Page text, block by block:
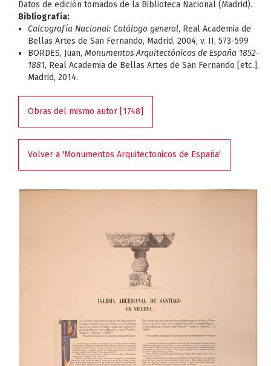
Datos de edición tomados de la Biblioteca Nacional (Madrid).
Bibliografía:
Calcografía Nacional: Catálogo general, Real Academia de
Bellas Artes de San Fernando, Madrid, 2004, v. II, 573-599
BORDES, Juan, Monumentos Arquitectónicos de España 1852-
1881, Real Academia de Bellas Artes de San Fernando [etc.],
Madrid, 2014.
Obras del mismo autor [1748]
Volver a 'Monumentos Arquitectonicos de España'